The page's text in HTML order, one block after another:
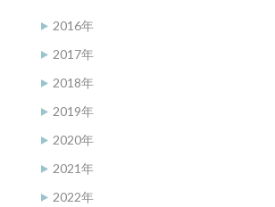
2016年
2017年
2018年
2019年
2020年
2021年
2022年